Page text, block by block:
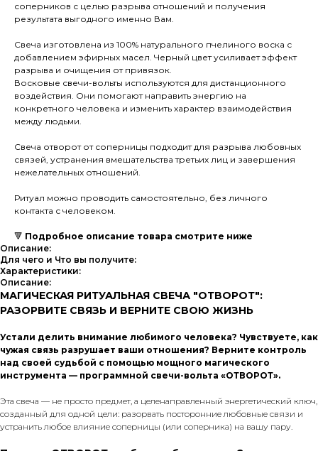
соперников с целью разрыва отношений и получения
результата выгодного именно Вам.
Свеча изготовлена из 100% натурального пчелиного воска с
добавлением эфирных масел. Черный цвет усиливает эффект
разрыва и очищения от привязок.
Восковые свечи-вольты используются для дистанционного
воздействия. Они помогают направить энергию на
конкретного человека и изменить характер взаимодействия
между людьми.
Свеча отворот от соперницы подходит для разрыва любовных
связей, устранения вмешательства третьих лиц и завершения
нежелательных отношений.
Ритуал можно проводить самостоятельно, без личного
контакта с человеком.
🔻 Подробное описание товара смотрите ниже
Описание:
Для чего и Что вы получите:
Характеристики:
Описание:
МАГИЧЕСКАЯ РИТУАЛЬНАЯ СВЕЧА "ОТВОРОТ":
РАЗОРВИТЕ СВЯЗЬ И ВЕРНИТЕ СВОЮ ЖИЗНЬ
Устали делить внимание любимого человека? Чувствуете, как
чужая связь разрушает ваши отношения? Верните контроль
над своей судьбой с помощью мощного магического
инструмента — программной свечи-вольта «ОТВОРОТ».
Эта свеча — не просто предмет, а целенаправленный энергетический ключ,
созданный для одной цели: разорвать посторонние любовные связи и
устранить любое влияние соперницы (или соперника) на вашу пару.